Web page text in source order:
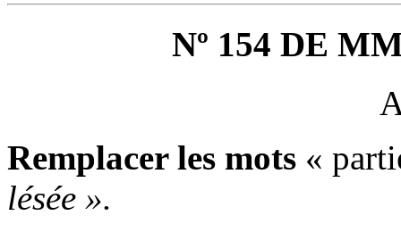
Nº 154 DE
Remplacer les mots «
lésée ».